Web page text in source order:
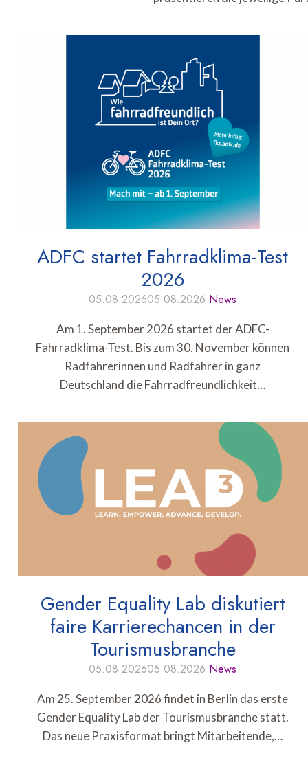
ADFC startet Fahrradklima-Test
2026
05.08.202605.08.2026 News
Am 1. September 2026 startet der ADFC-
Fahrradklima-Test. Bis zum 30. November können
Radfahrerinnen und Radfahrer in ganz
Deutschland die Fahrradfreundlichkeit…
Gender Equality Lab diskutiert
faire Karrierechancen in der
Tourismusbranche
05.08.202605.08.2026 News
Am 25. September 2026 findet in Berlin das erste
Gender Equality Lab der Tourismusbranche statt.
Das neue Praxisformat bringt Mitarbeitende,…